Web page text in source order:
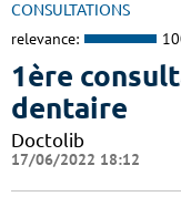
CONSULTATIONS
relevance:
1ère
dentaire
Doctolib
17/06/2022 18:12